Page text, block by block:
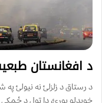
د افغانستان
د رستاق د زلزلئ نه نیولئ